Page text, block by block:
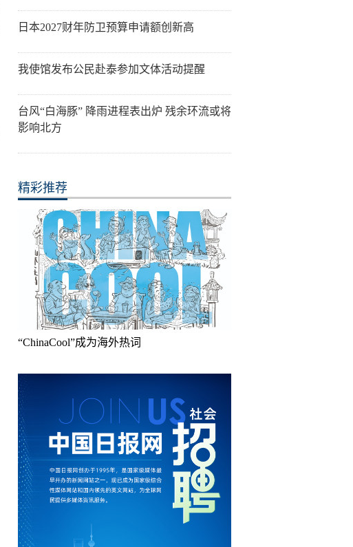
日本2027财年防卫预算申请额创新高
我使馆发布公民赴泰参加文体活动提醒
台风“白海豚” 降雨进程表出炉 残余环流或将
影响北方
精彩推荐
“ChinaCool”成为海外热词